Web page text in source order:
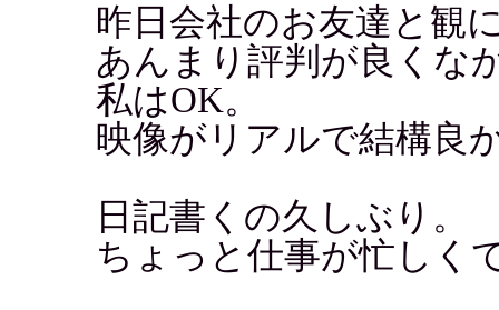
昨日会社のお友達と観
あんまり評判が良くな
私はOK。
映像がリアルで結構良
日記書くの久しぶり。
ちょっと仕事が忙しく